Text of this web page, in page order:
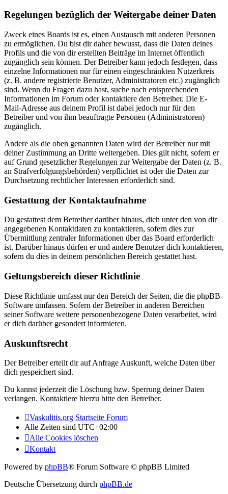
Regelungen bezüglich der Weitergabe deiner Daten
Zweck eines Boards ist es, einen Austausch mit anderen Personen
zu ermöglichen. Du bist dir daher bewusst, dass die Daten deines
Profils und die von dir erstellten Beiträge im Internet öffentlich
zugänglich sein können. Der Betreiber kann jedoch festlegen, dass
einzelne Informationen nur für einen eingeschränkten Nutzerkreis
(z. B. andere registrierte Benutzer, Administratoren etc.) zugänglich
sind. Wenn du Fragen dazu hast, suche nach entsprechenden
Informationen im Forum oder kontaktiere den Betreiber. Die E-
Mail-Adresse aus deinem Profil ist dabei jedoch nur für den
Betreiber und von ihm beauftragte Personen (Administratoren)
zugänglich.
Andere als die oben genannten Daten wird der Betreiber nur mit
deiner Zustimmung an Dritte weitergeben. Dies gilt nicht, sofern er
auf Grund gesetzlicher Regelungen zur Weitergabe der Daten (z. B.
an Strafverfolgungsbehörden) verpflichtet ist oder die Daten zur
Durchsetzung rechtlicher Interessen erforderlich sind.
Gestattung der Kontaktaufnahme
Du gestattest dem Betreiber darüber hinaus, dich unter den von dir
angegebenen Kontaktdaten zu kontaktieren, sofern dies zur
Übermittlung zentraler Informationen über das Board erforderlich
ist. Darüber hinaus dürfen er und andere Benutzer dich kontaktieren,
sofern du dies in deinem persönlichen Bereich gestattet hast.
Geltungsbereich dieser Richtlinie
Diese Richtlinie umfasst nur den Bereich der Seiten, die die phpBB-
Software umfassen. Sofern der Betreiber in anderen Bereichen
seiner Software weitere personenbezogene Daten verarbeitet, wird
er dich darüber gesondert informieren.
Auskunftsrecht
Der Betreiber erteilt dir auf Anfrage Auskunft, welche Daten über
dich gespeichert sind.
Du kannst jederzeit die Löschung bzw. Sperrung deiner Daten
verlangen. Kontaktiere hierzu bitte den Betreiber.
Vaskulitis.org Startseite Forum
Alle Zeiten sind UTC+02:00
Alle Cookies löschen
Kontakt
Powered by phpBB® Forum Software © phpBB Limited
Deutsche Übersetzung durch phpBB.de